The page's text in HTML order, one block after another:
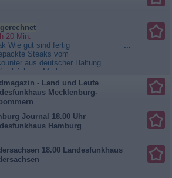
ihr Examen als Sicherheits-
bestanden hat, die...
Sam
20 Min.
Wie gut sind fertig
Steaks vom
aus deutscher Haltung
zur Marken-
aus Südamerika? 41,9
aller Steaks werden in
im Discounter gekauft
GfK Consumer Panel).
Daniel Aßmann macht
Geschmackstest mit
...
- Land und Leute
Mecklenburg-
Journal 18.00 Uhr
Hamburg
18.00 Landesfunkhaus